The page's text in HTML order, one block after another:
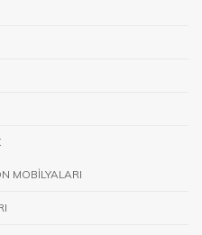
MOBİLYALARI